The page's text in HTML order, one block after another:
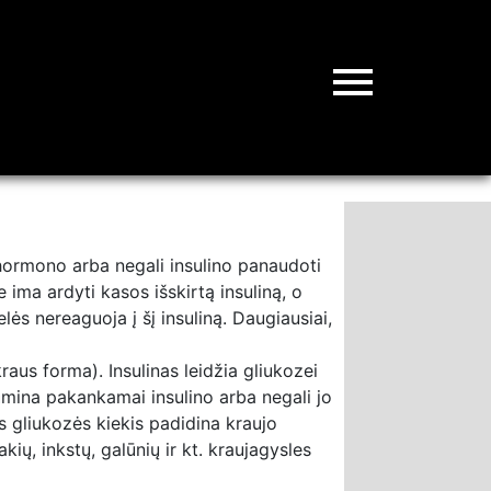
menu
arba negali insulino panaudoti
ima ardyti kasos išskirtą insuliną, o
nereaguoja į šį insuliną. Daugiausiai,
forma). Insulinas leidžia gliukozei
pakankamai insulino arba negali jo
gliukozės kiekis padidina kraujo
inkstų, galūnių ir kt. kraujagysles